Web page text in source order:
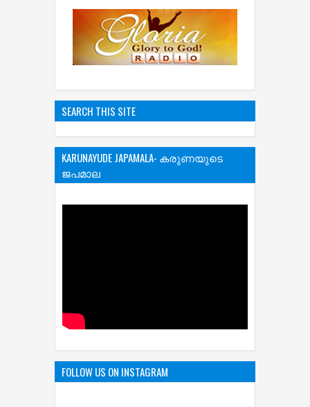
SEARCH THIS SITE
KARUNAYUDE JAPAMALA- കരുണയുടെ
ജപമാല
FOLLOW US ON INSTAGRAM